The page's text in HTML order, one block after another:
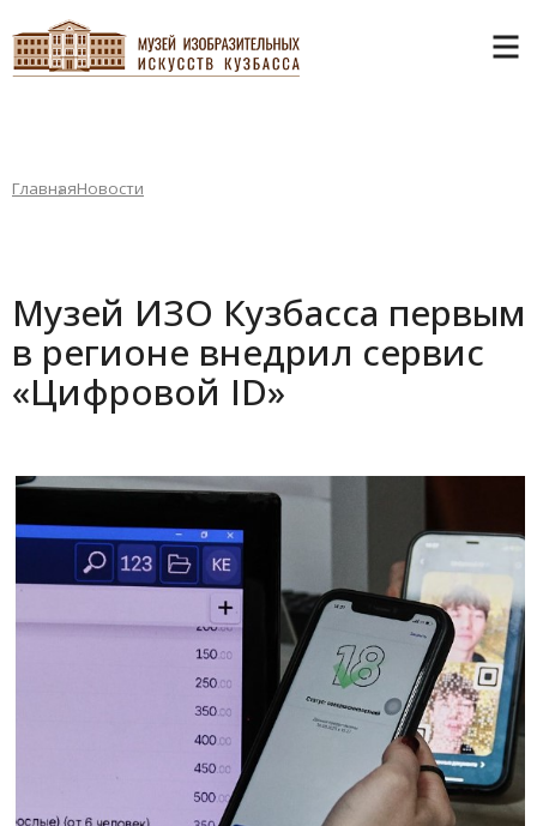
ГлавнаяНовости
Музей ИЗО Кузбасса первым
в регионе внедрил сервис
«Цифровой ID»